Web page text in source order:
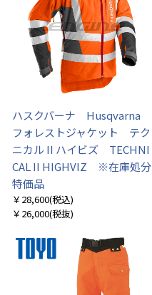
ハスクバーナ Husqvarna
フォレストジャケット テク
ニカル II ハイビズ TECHNI
CAL II HIGHVIZ ※在庫処分
特価品
￥28,600(税込)
￥26,000(税抜)